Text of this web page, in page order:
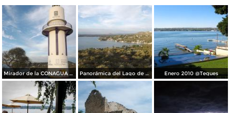
Mirador de la CONAGUA en Tequesquitengo. Noviembre/2016 Panorámica del Lago de Tequesquitengo. Noviembre/2016 Enero 2010 @Teques